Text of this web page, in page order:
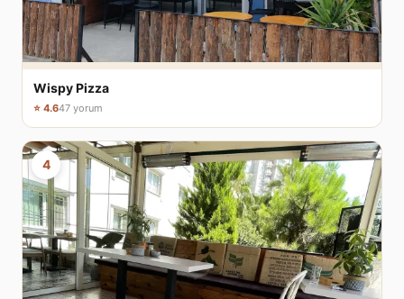
Wispy Pizza
⭐ 4.647 yorum
4